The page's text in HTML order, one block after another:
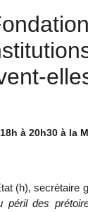
à 20h30 à la
(h), secrétaire
péril des